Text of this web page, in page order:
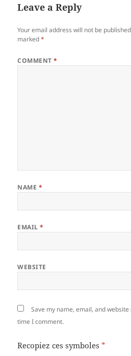
Leave a Reply
Your email address will not be
marked*
COMMENT*
NAME *
EMAIL*
WEBSITE
Save my name, email, and
time I comment.
Recopiez ces symboles *